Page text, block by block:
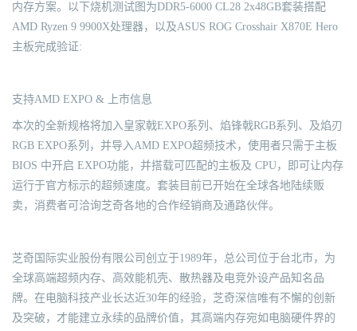
内存方案。以下烧机测试图为DDR5-6000 CL28 2x48GB套装搭配
AMD Ryzen 9 9900X处理器，以及ASUS ROG Crosshair X870E Hero
主板完成验证:
支持AMD EXPO & 上市信息
本次的全新规格将加入皇家戟EXPO系列、焰锋戟RGB系列、及焰刃
RGB EXPO系列，并导入AMD EXPO超频技术，使用者只需于主板
BIOS 中开启 EXPO功能，并搭载可匹配的主板及 CPU，即可让内存
运行于官方标示的超频速度。套装目前已开始在全球各地陆续贩
卖，消费者可洽询芝奇各地的合作经销商及通路伙伴。
芝奇国际实业股份有限公司创立于1989年，总公司位于台北市，为
全球高端超频内存、高效能机壳、散热器及电竞外设产品知名品
牌。在电脑科技产业长达近30年的经验，芝奇深信唯有不懈的创新
及突破，才能建立永续的品牌价值，其高端内存宛如电脑硬件界的